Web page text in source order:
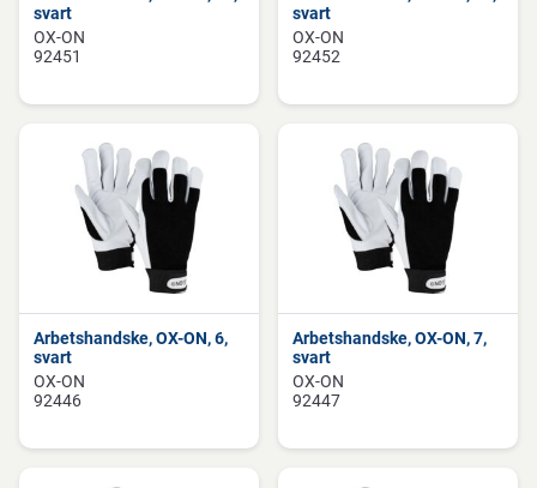
svart
OX-ON
92451
svart
OX-ON
92452
Arbetshandske, OX-ON, 6,
svart
OX-ON
92446
Arbetshandske, OX-ON, 7,
svart
OX-ON
92447